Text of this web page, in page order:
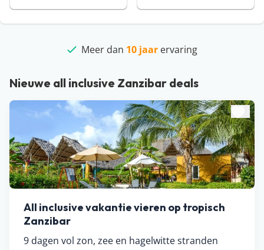
beste deals
10 jaar
Klantbeoordeling4,9/5
Nieuwe all inclusive Zanzibar deals
All inclusive vakantie vieren op tropisch
Zanzibar
9 dagen vol zon, zee en hagelwitte stranden